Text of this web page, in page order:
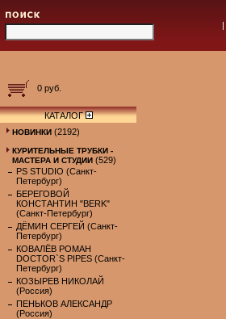
|
0 руб.
КАТАЛОГ
НОВИНКИ (2192)
КУРИТЕЛЬНЫЕ ТРУБКИ -
МАСТЕРА И СТУДИИ (529)
PS STUDIO (Санкт-
Петербург)
БЕРЕГОВОЙ
КОНСТАНТИН "BERK"
(Санкт-Петербург)
ДЁМИН СЕРГЕЙ (Санкт-
Петербург)
КОВАЛЁВ РОМАН
DOCTOR`S PIPES (Санкт-
Петербург)
КОЗЫРЕВ НИКОЛАЙ
(Россия)
ПЕНЬКОВ АЛЕКСАНДР
(Россия)